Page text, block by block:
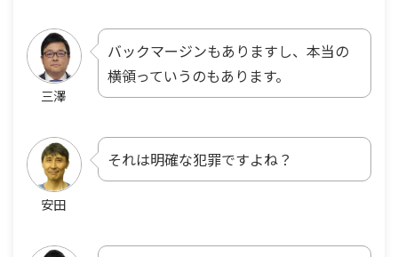
三澤
バックマージンもありますし、本当の
横領っていうのもあります。
安田
それは明確な犯罪ですよね？